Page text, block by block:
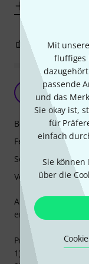
Mit
fluffiges
passende
und das
Sie okay ist,
für
einfach
Sie
über die
1 0
Leider
Als langjähriger
enttäuscht und
Pro:
1) Gebaut für "die
Bedienung
Features
Sound
Verarbeitung